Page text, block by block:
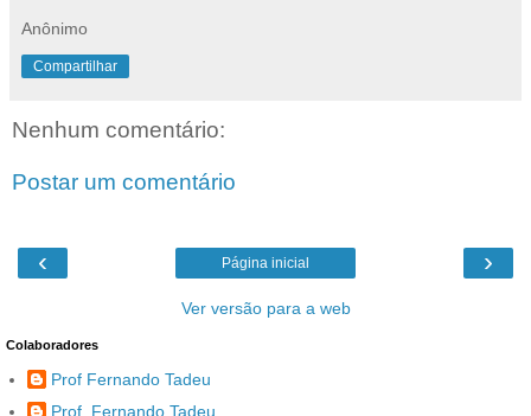
Anônimo
Compartilhar
Nenhum comentário:
Postar um comentário
‹ ›
Página inicial
Ver versão para a web
Colaboradores
Prof Fernando Tadeu
Prof. Fernando Tadeu